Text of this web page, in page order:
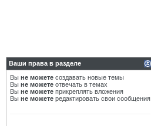
Ваши права в разделе
Вы не можете создавать новые темы
Вы не можете отвечать в темах
Вы не можете прикреплять вложения
Вы не можете редактировать свои сообщения